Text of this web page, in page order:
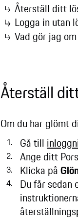
Återställ ditt
Logga in utan
Vad gör jag
Återställ
Om du har glömt
Gå till
Ange ditt
Klicka på
Du får sedan